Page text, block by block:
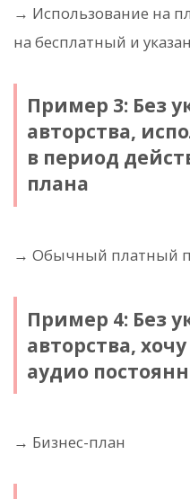
→ Использование на
на бесплатный и
Пример 3: Без
авторства,
в период
плана
→ Обычный платный
Пример 4: Без
авторства,
аудио
→ Бизнес-план